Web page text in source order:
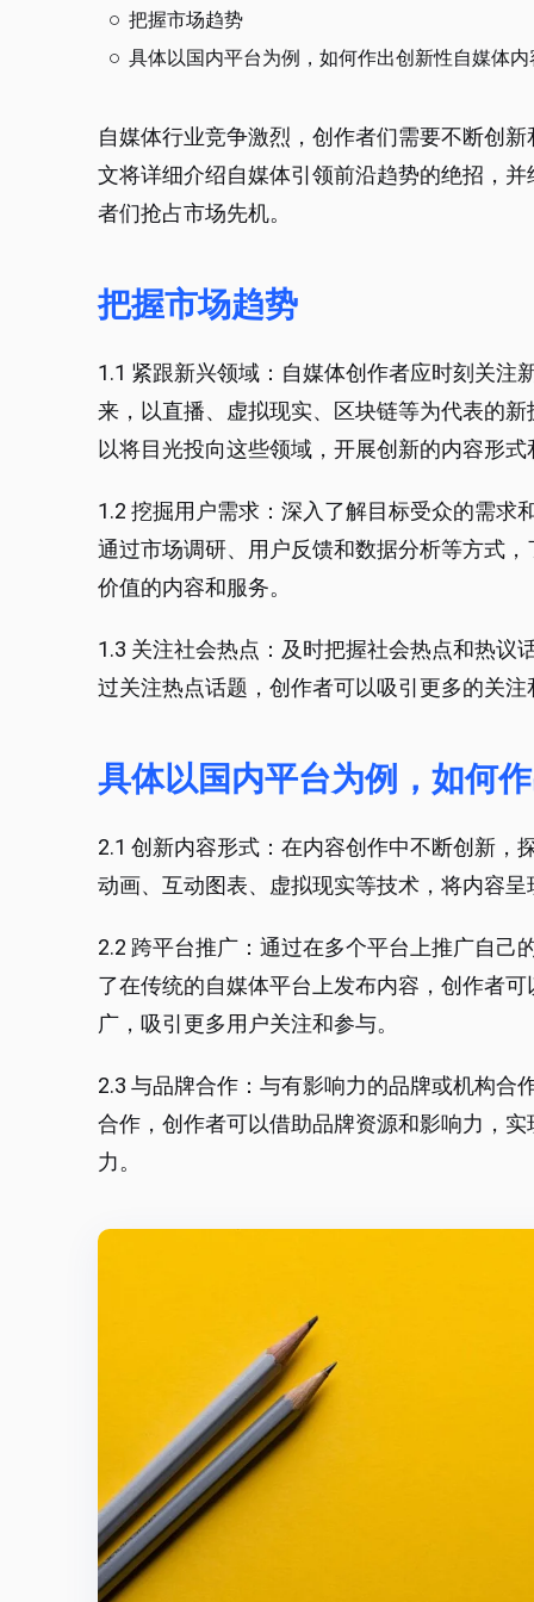
把握市场趋势
具体以国内平台为例，如何作出创新性自媒体内
自媒体行业竞争激烈，创作者们需要不断创
文将详细介绍自媒体引领前沿趋势的绝招，
者们抢占市场先机。
把握市场趋势
1.1 紧跟新兴领域：自媒体创作者应时刻关注
来，以直播、虚拟现实、区块链等为代表的
以将目光投向这些领域，开展创新的内容形
1.2 挖掘用户需求：深入了解目标受众的需求
通过市场调研、用户反馈和数据分析等方式
价值的内容和服务。
1.3 关注社会热点：及时把握社会热点和热议
过关注热点话题，创作者可以吸引更多的关
具体以国内平台为例，如何
2.1 创新内容形式：在内容创作中不断创新，
动画、互动图表、虚拟现实等技术，将内容
2.2 跨平台推广：通过在多个平台上推广自己
了在传统的自媒体平台上发布内容，创作者
广，吸引更多用户关注和参与。
2.3 与品牌合作：与有影响力的品牌或机构合
合作，创作者可以借助品牌资源和影响力，
力。